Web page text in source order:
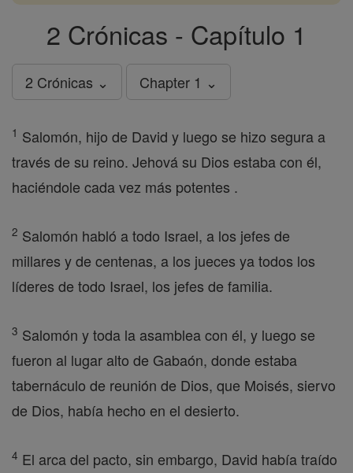
2 Crónicas - Capítulo 1
2 Crónicas ⌄ Chapter 1 ⌄
1 Salomón, hijo de David y luego se hizo segura a
través de su reino. Jehová su Dios estaba con él,
haciéndole cada vez más potentes .
2 Salomón habló a todo Israel, a los jefes de
millares y de centenas, a los jueces ya todos los
líderes de todo Israel, los jefes de familia.
3 Salomón y toda la asamblea con él, y luego se
fueron al lugar alto de Gabaón, donde estaba
tabernáculo de reunión de Dios, que Moisés, siervo
de Dios, había hecho en el desierto.
4 El arca del pacto, sin embargo, David había traído